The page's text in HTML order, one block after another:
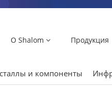
О Shalom Продукция
и компоненты